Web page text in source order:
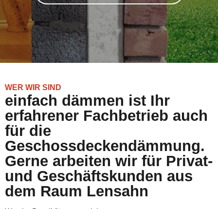
WER WIR SIND
einfach dämmen ist Ihr
erfahrener Fachbetrieb auch
für die
Geschossdeckendämmung.
Gerne arbeiten wir für Privat-
und Geschäftskunden aus
dem Raum Lensahn